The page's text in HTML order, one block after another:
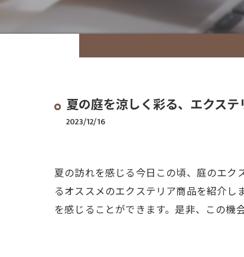
夏の庭を涼しく彩る、エクス
2023/12/16
夏の訪れを感じる今日この頃、庭のエク
るオススメのエクステリア商品を紹介
を感じることができます。是非、この機